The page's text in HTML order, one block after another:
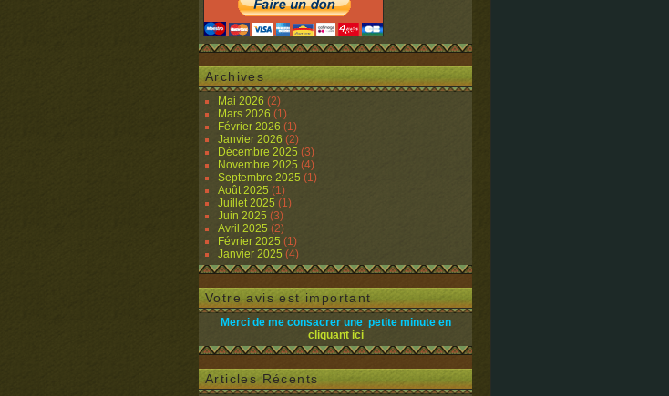
Archives
Mai 2026 (2)
Mars 2026 (1)
Février 2026 (1)
Janvier 2026 (2)
Décembre 2025 (3)
Novembre 2025 (4)
Septembre 2025 (1)
Août 2025 (1)
Juillet 2025 (1)
Juin 2025 (3)
Avril 2025 (2)
Février 2025 (1)
Janvier 2025 (4)
Votre avis est important
Merci de me consacrer une petite minute en
cliquant ici
Articles Récents